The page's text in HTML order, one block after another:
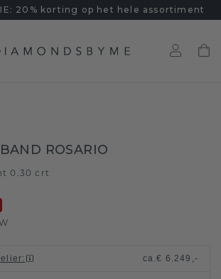
20% korting op het hele assortiment
ROSARIO
0.30 crt
: ca.€ 6.249,-